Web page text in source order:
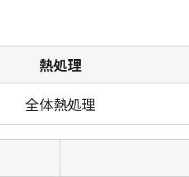
熱処理
全体熱処理